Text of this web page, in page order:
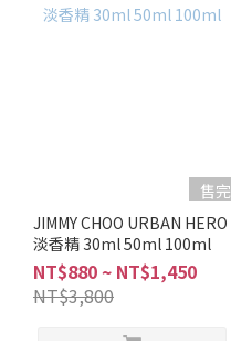
售完
JIMMY CHOO URBAN HERO
淡香精 30ml 50ml 100ml
NT$880 ~ NT$1,450
NT$3,800